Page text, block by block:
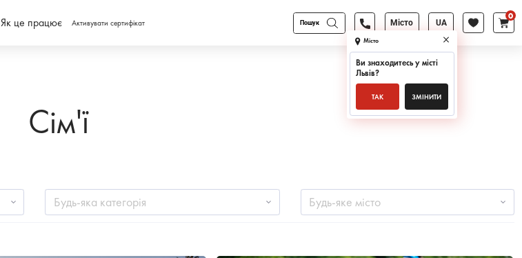
Як це працює Активувати сертифікат
Products
search
Місто
Місто
Ви знаходитесь у місті
Львів?
ТАК ЗМІНИТИ
UA
0
Сім'ї
Будь-яка категорія Будь-яке місто